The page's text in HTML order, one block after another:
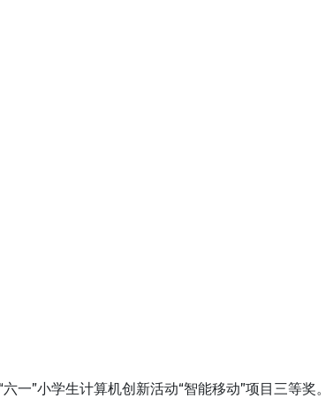
”小学生计算机创新活动“智能移动”项目三等奖。